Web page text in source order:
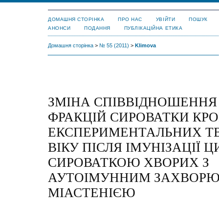
ДОМАШНЯ СТОРІНКА ПРО НАС УВІЙТИ
ПОШУК
АНОНСИ
ПОДАННЯ ПУБЛІКАЦІЙНА ЕТИКА
Домашня сторінка > № 55 (2011) > Klimova
ЗМІНА
ФРАКЦІЙ СИРОВАТКИ
ЕКСПЕРИМЕНТАЛЬНИХ
ВІКУ ПІСЛЯ
СИРОВАТКОЮ ХВОРИХ З
АУТОІМУННИМ
МІАСТЕНІЄЮ